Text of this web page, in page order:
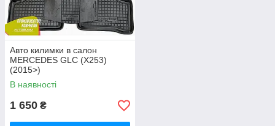
Авто килимки в салон
MERCEDES GLC (X253)
(2015>)
В наявності
1 650 ₴